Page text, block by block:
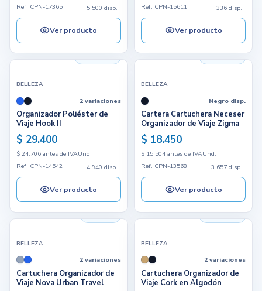
Ref. CPN-17365
5.500 disp.
Ver producto
Ref. CPN-15611
336 disp.
Ver producto
BELLEZA
2 variaciones
Organizador Poliéster de
Viaje Hook II
$ 29.400
$ 24.706 antes de IVAUnd.
Ref. CPN-14542
4.940 disp.
Ver producto
BELLEZA
Negro disp.
Cartera Cartuchera Neceser
Organizador de Viaje Zigma
$ 18.450
$ 15.504 antes de IVAUnd.
Ref. CPN-13568
3.657 disp.
Ver producto
BELLEZA
2 variaciones
Cartuchera Organizador de
Viaje Nova Urban Travel
BELLEZA
2 variaciones
Cartuchera Organizador de
Viaje Cork en Algodón